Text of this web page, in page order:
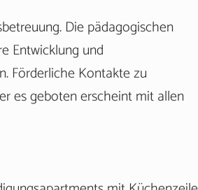
Die pädagogischen
Entwicklung und
Förderliche Kontakte zu
es geboten erscheint mit allen